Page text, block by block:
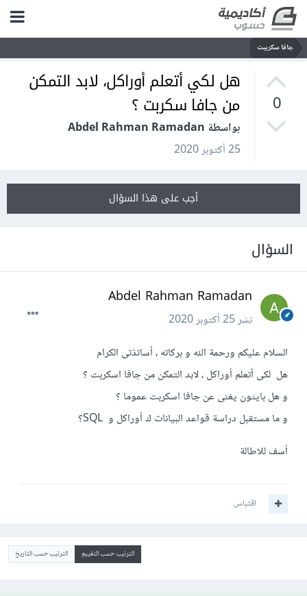
جافا سكريبت
0
هل لكي أتعلم أوراكل، لابد التمكن
من جافا سكربت ؟
بواسطة Abdel Rahman Ramadan
25 أكتوبر 2020
أجب على هذا السؤال
السؤال
Abdel Rahman Ramadan
نشر25 أكتوبر 2020
السلام عليكم ورحمة الله و بركاته ، أساتذتى الكرام
هل لكى أتعلم أوراكل ، لابد التمكن من جافا اسكربت ؟
و هل بايثون يغنى عن جافا اسكربت عموما ؟
و ما مستقبل دراسة قواعد البيانات ك أوراكل و SQL؟
أسف للاطالة
اقتباس
الترتيب حسب التقييم الترتيب حسب التاريخ